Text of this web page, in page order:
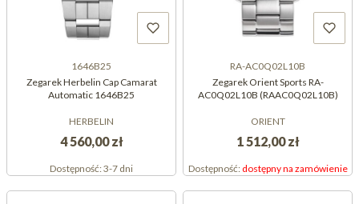
1646B25
Zegarek Herbelin Cap Camarat
Automatic 1646B25
HERBELIN
4 560,00 zł
Dostępność:3-7 dni
RA-AC0Q02L10B
Zegarek Orient Sports RA-
AC0Q02L10B (RAAC0Q02L10B)
ORIENT
1 512,00 zł
Dostępność: dostępny na zamówienie